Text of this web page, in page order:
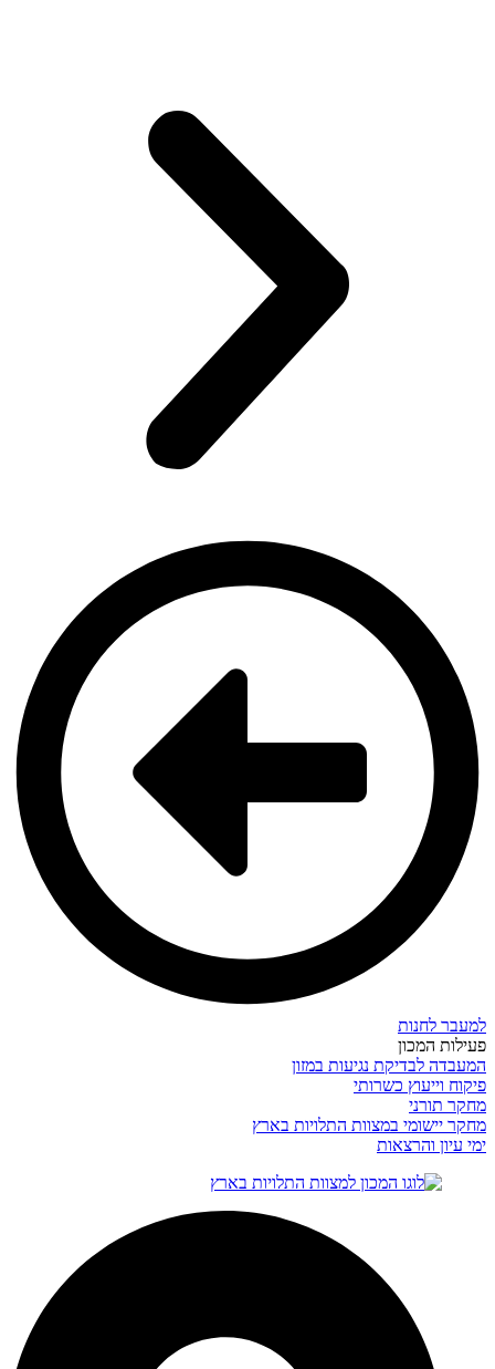
למעבר לחנות
פעילות המכון
המעבדה לבדיקת נגיעות במזון
פיקוח וייעוץ כשרותי
מחקר תורני
מחקר יישומי במצוות התלויות בארץ
ימי עיון והרצאות